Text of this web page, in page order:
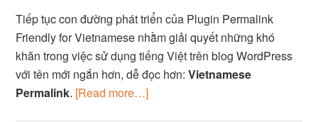
Tiếp tục con đường phát triển của Plugin Permalink
Friendly for Vietnamese nhằm giải quyết những khó
khăn trong việc sử dụng tiếng Việt trên blog WordPress
với tên mới ngắn hơn, dễ đọc hơn:Vietnamese
Permalink. [Read more…]